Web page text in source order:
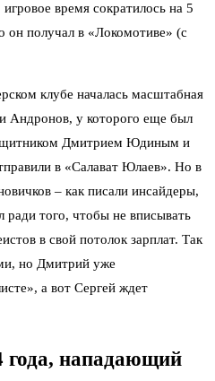
время сократилось на 5
он получал в «Локомотиве» (с
клубе началась масштабная
Андронов, у которого еще был
Дмитрием Юдиным и
в «Салават Юлаев». Но в
– как писали инсайдеры,
того, чтобы не вписывать
в свой потолок зарплат. Так
но Дмитрий уже
а вот Сергей ждет
года, нападающий